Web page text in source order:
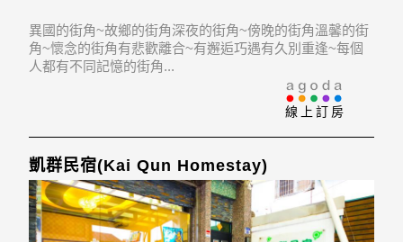
異國的街角~故鄉的街角深夜的街角~傍晚的街角溫馨的街
角~懷念的街角有悲歡離合~有邂逅巧遇有久別重逢~每個
人都有不同記憶的街角...
線上訂房
凱群民宿(Kai Qun Homestay)